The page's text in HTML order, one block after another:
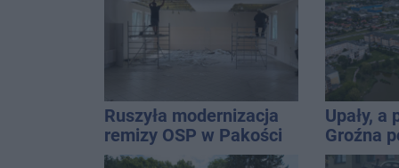
Ruszyła modernizacja
remizy OSP w Pakości
Upały, a
Groźna
naszym